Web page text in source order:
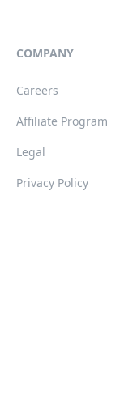
COMPANY
Careers
Affiliate Program
Legal
Privacy Policy